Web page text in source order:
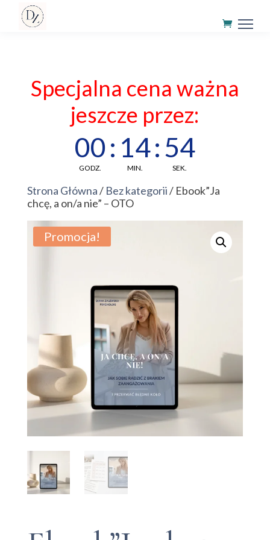
Specjalna cena ważna
jeszcze przez:
00
GODZ.
: 14
MIN.
:54
SEK.
Strona Główna/ Bez kategorii/ Ebook”Ja
chcę, a on/a nie” – OTO
Promocja!